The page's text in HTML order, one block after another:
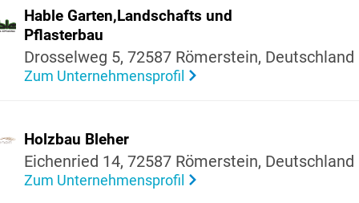
Hable Garten,Land­schafts und
Pflas­terbau
Dros­selweg 5, 72587 Römer­stein, Deutsch­land
Zum Unternehmensprofil
Holzbau Bleher
Eichen­ried 14, 72587 Römer­stein, Deutsch­land
Zum Unternehmensprofil